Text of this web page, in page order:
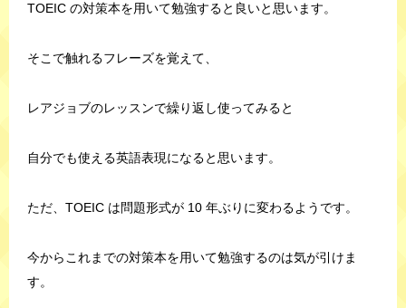
TOEIC の対策本を用いて勉強すると良いと思います。
そこで触れるフレーズを覚えて、
レアジョブのレッスンで繰り返し使ってみると
自分でも使える英語表現になると思います。
ただ、TOEIC は問題形式が 10 年ぶりに変わるようです。
今からこれまでの対策本を用いて勉強するのは気が引けま
す。